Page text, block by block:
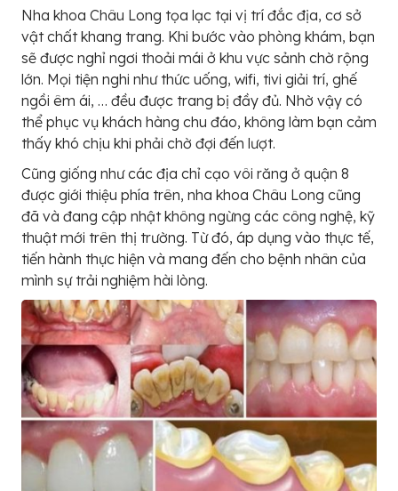
Nha khoa Châu Long tọa lạc tại vị trí đắc địa, cơ sở
vật chất khang trang. Khi bước vào phòng khám, bạn
sẽ được nghỉ ngơi thoải mái ở khu vực sảnh chờ rộng
lớn. Mọi tiện nghi như thức uống, wifi, tivi giải trí, ghế
ngồi êm ái, … đều được trang bị đầy đủ. Nhờ vậy có
thể phục vụ khách hàng chu đáo, không làm bạn cảm
thấy khó chịu khi phải chờ đợi đến lượt.
Cũng giống như các địa chỉ cạo vôi răng ở quận 8
được giới thiệu phía trên, nha khoa Châu Long cũng
đã và đang cập nhật không ngừng các công nghệ, kỹ
thuật mới trên thị trường. Từ đó, áp dụng vào thực tế,
tiến hành thực hiện và mang đến cho bệnh nhân của
mình sự trải nghiệm hài lòng.